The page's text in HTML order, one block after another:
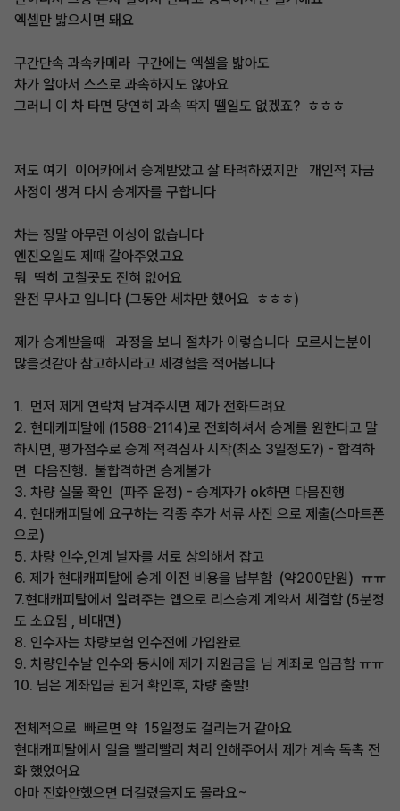
엑셀만 밟으시면 돼요
구간단속 과속카메라 구간에는 엑셀을 밟아도
차가 알아서 스스로 과속하지도 않아요
그러니 이 차 타면 당연히 과속 딱지 뗄일도 없겠죠? ㅎㅎㅎ
저도 여기 이어카에서 승계받았고 잘 타려하였지만 개인적 자금
사정이 생겨 다시 승계자를 구합니다
차는 정말 아무런 이상이 없습니다
엔진오일도 제때 갈아주었고요
뭐 딱히 고칠곳도 전혀 없어요
완전 무사고 입니다 (그동안 세차만 했어요 ㅎㅎㅎ)
제가 승계받을때 과정을 보니 절차가 이렇습니다 모르시는분이
많을것같아 참고하시라고 제경험을 적어봅니다
1. 먼저 제게 연락처 남겨주시면 제가 전화드려요
2. 현대캐피탈에 (1588-2114)로 전화하셔서 승계를 원한다고 말
하시면, 평가점수로 승계 적격심사 시작(최소 3일정도?) - 합격하
면 다음진행. 불합격하면 승계불가
3. 차량 실물 확인 (파주 운정) - 승계자가 ok하면 다믐진행
4. 현대캐피탈에 요구하는 각종 추가 서류 사진 으로 제출(스마트폰
으로)
5. 차량 인수,인계 날자를 서로 상의해서 잡고
6. 제가 현대캐피탈에 승계 이전 비용을 납부함 (약200만원) ㅠㅠ
7.현대캐피탈에서 알려주는 앱으로 리스승계 계약서 체결함 (5분정
도 소요됨 , 비대면)
8. 인수자는 차량보험 인수전에 가입완료
9. 차량인수날 인수와 동시에 제가 지원금을 님 계좌로 입금함 ㅠㅠ
10. 님은 계좌입금 된거 확인후, 차량 출발!
전체적으로 빠르면 약 15일정도 걸리는거 같아요
현대캐피탈에서 일을 빨리빨리 처리 안해주어서 제가 계속 독촉 전
화 했었어요
아마 전화안했으면 더걸렸을지도 몰라요~